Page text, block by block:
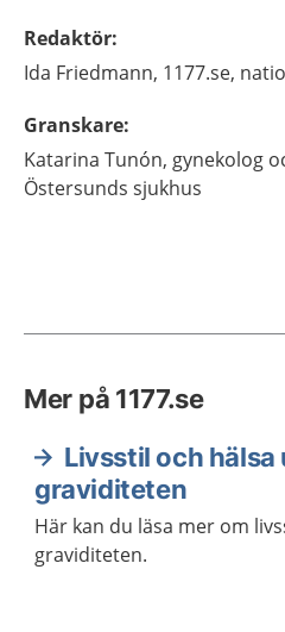
Redaktör:
Ida Friedmann, 1177.se,
Granskare:
Katarina Tunón, gynekolog
Östersunds sjukhus
Mer på 1177.se
Livsstil och hälsa
graviditeten
Här kan du läsa mer om
graviditeten.